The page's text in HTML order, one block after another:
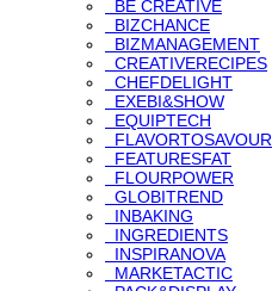
BE CREATIVE
BIZCHANCE
BIZMANAGEMENT
CREATIVERECIPES
CHEFDELIGHT
EXEBI&SHOW
EQUIPTECH
FLAVORTOSAVOUR
FEATURESFAT
FLOURPOWER
GLOBITREND
INBAKING
INGREDIENTS
INSPIRANOVA
MARKETACTIC